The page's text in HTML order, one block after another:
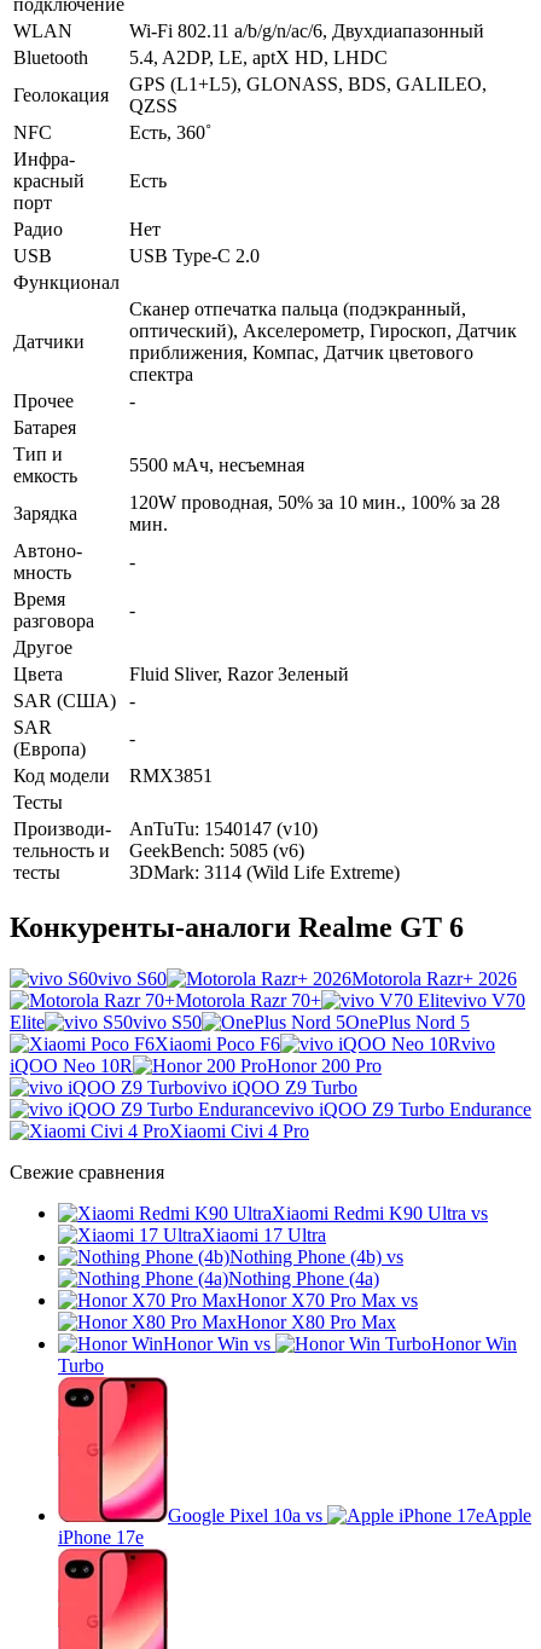
WLAN
Wi-Fi 802.11 a/b/g/n/ac/6, Двухдиапазонный
Bluetooth
5.4, A2DP, LE, aptX HD, LHDC
Геолока­ция
GPS (L1+L5), GLONASS, BDS, GALILEO,
QZSS
NFC
Есть, 360˚
Инфра­
красный
порт
Есть
Радио
Нет
USB
USB Type-C 2.0
Функционал
Датчики
Сканер отпечатка пальца (подэкранный,
оптический), Акселерометр, Гироскоп, Датчик
приближения, Компас, Датчик цветового
спектра
Прочее
-
Батарея
Тип и
емкость
5500 мАч, несъемная
Зарядка
120W проводная, 50% за 10 мин., 100% за 28
мин.
Автоно­
мность
-
Время
разговора
-
Другое
Цвета
Fluid Sliver, Razor Зеленый
SAR (США)
-
SAR
(Европа)
-
Код модели
RMX3851
Тесты
Производи­
тельность и
тесты
AnTuTu: 1540147 (v10)
GeekBench: 5085 (v6)
3DMark: 3114 (Wild Life Extreme)
Конкуренты-аналоги Realme GT 6
vivo S60
Motorola Razr+ 2026
Motorola Razr 70+
vivo V70
Elite
vivo S50
OnePlus Nord 5
Xiaomi Poco F6
vivo
iQOO Neo 10R
Honor 200 Pro
vivo iQOO Z9 Turbo
vivo iQOO Z9 Turbo Endurance
Xiaomi Civi 4 Pro
Свежие сравнения
Xiaomi Redmi K90 Ultra vs
Xiaomi 17 Ultra
Nothing Phone (4b) vs
Nothing Phone (4a)
Honor X70 Pro Max vs
Honor X80 Pro Max
Honor Win vs
Honor Win
Turbo
Google Pixel 10a vs
Apple
iPhone 17e